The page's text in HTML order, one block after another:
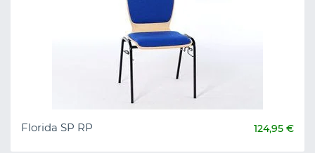
Florida SP RP 124,95 €